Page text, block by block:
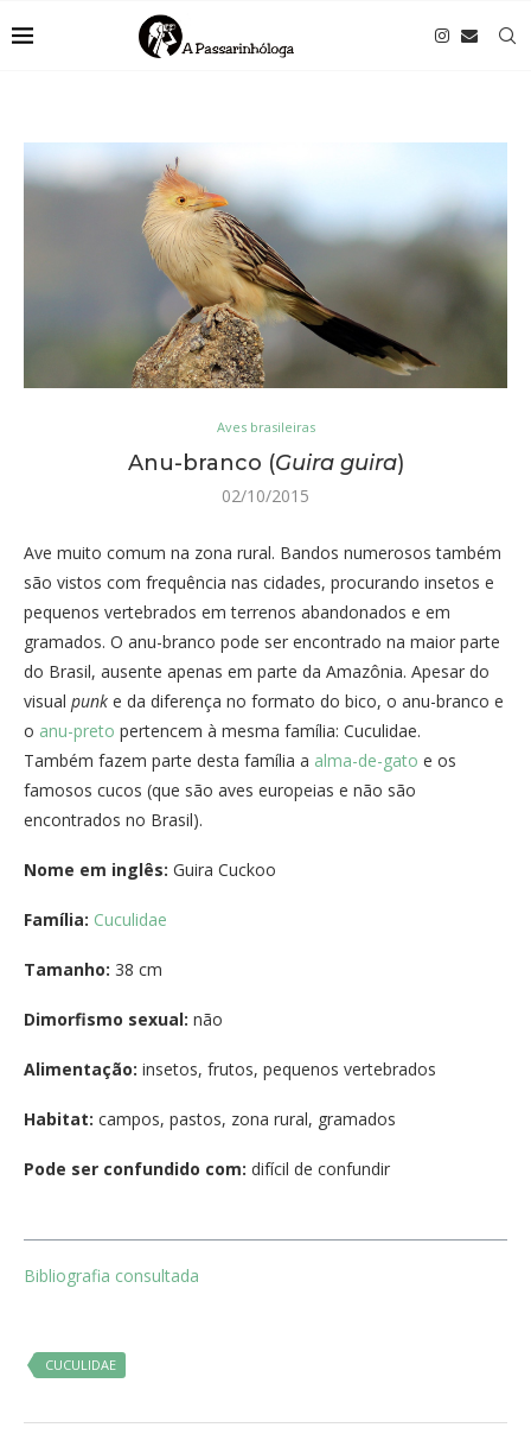
Aves brasileiras
Anu-branco (Guira guira)
02/10/2015
Ave muito comum na zona rural. Bandos numerosos também
são vistos com frequência nas cidades, procurando insetos e
pequenos vertebrados em terrenos abandonados e em
gramados. O anu-branco pode ser encontrado na maior parte
do Brasil, ausente apenas em parte da Amazônia. Apesar do
visual punk e da diferença no formato do bico, o anu-branco e
o anu-preto pertencem à mesma família: Cuculidae.
Também fazem parte desta família a alma-de-gato e os
famosos cucos (que são aves europeias e não são
encontrados no Brasil).
Nome em inglês: Guira Cuckoo
Família: Cuculidae
Tamanho: 38 cm
Dimorfismo sexual: não
Alimentação: insetos, frutos, pequenos vertebrados
Habitat: campos, pastos, zona rural, gramados
Pode ser confundido com: difícil de confundir
Bibliografia consultada
CUCULIDAE